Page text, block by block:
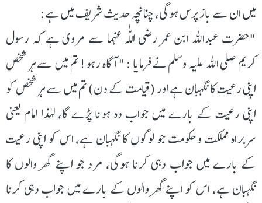
میں ان سے باز پرس ہوگی، چنانچہ حدیث شریف میں ہے:
"حضرت عبداللہ ابن عمر رضی اللّٰہ عنہما سے مروی ہے کہ رسول
کریم صلی اللہ علیہ وسلم نے فرمایا : " آگاہ رہو! تم میں سے ہر شخص
اپنی رعیت کا نگہبان ہے اور (قیامت کے دن) تم میں سے ہر شخص کو
اپنی رعیت کے بارے میں جواب دہ ہونا پڑے گا، لہٰذا امام یعنی
سربراہ مملکت و حکومت جو لوگوں کا نگہبان ہے، اس کو اپنی رعیت
کے بارے میں جواب دہی کرنا ہوگی، مرد جو اپنے گھر والوں کا
نگہبان ہے، اس کو اپنے گھر والوں کے بارے میں جواب دہی کرنا